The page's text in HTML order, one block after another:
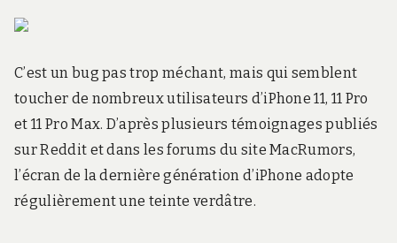
C’est un bug pas trop méchant, mais qui semblent
toucher de nombreux utilisateurs d’iPhone 11, 11 Pro
et 11 Pro Max. D’après plusieurs témoignages publiés
sur Reddit et dans les forums du site MacRumors,
l’écran de la dernière génération d’iPhone adopte
régulièrement une teinte verdâtre.